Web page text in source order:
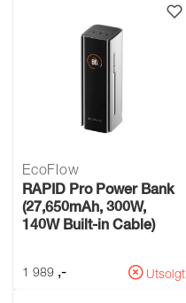
EcoFlow
RAPID Pro Power Bank
(27,650mAh, 300W,
140W Built-in Cable)
1 989 ,- Utsolgt